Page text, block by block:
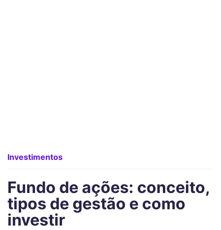
Investimentos
Fundo de ações: conceito,
tipos de gestão e como
investir